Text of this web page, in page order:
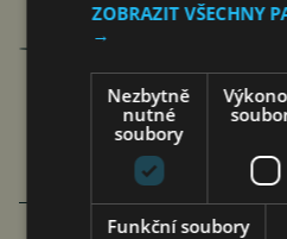
VÍCE ČLÁNKŮ
ZOBRAZIT VŠECHNY
→
Nezbytně
nutné
soubory
Funkční soubory